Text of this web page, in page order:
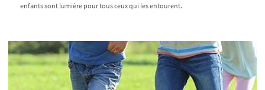
enfants sont lumière pour tous ceux qui les entourent.